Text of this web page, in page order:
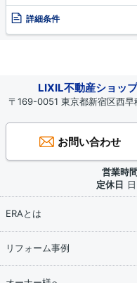
詳細条件
LIXIL不動産ショッ
〒169-0051 東京都新宿区西
お問い合わせ
営業時
定休日
ERAとは
リフォーム事例